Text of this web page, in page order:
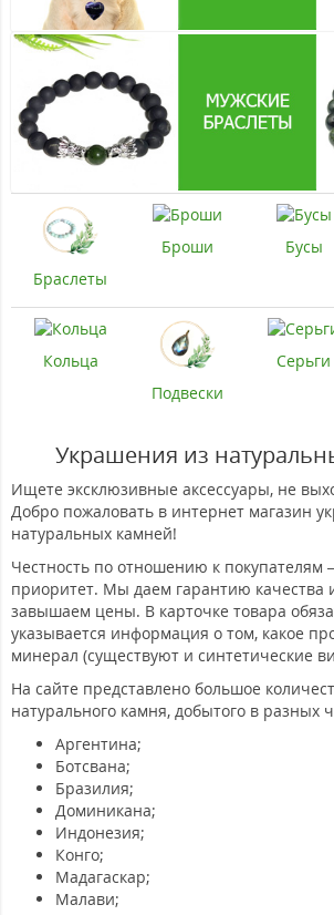
Браслеты
Броши Бусы
Кольца
Подвески
Серьги
Украшения из
Ищете эксклюзивные аксессуары, не
Добро пожаловать в интернет магазин
натуральных камней!
Честность по отношению к покупателям
приоритет. Мы даем гарантию качества
завышаем цены. В карточке товара
указывается информация о том, какое
минерал (существуют и синтетические
На сайте представлено большое
натурального камня, добытого в разных
Аргентина;
Ботсвана;
Бразилия;
Доминикана;
Индонезия;
Конго;
Мадагаскар;
Малави;